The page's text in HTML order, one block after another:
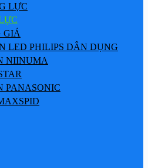
LỰC
GIÁ
LED PHILIPS DÂN DỤNG
NIINUMA
PANASONIC